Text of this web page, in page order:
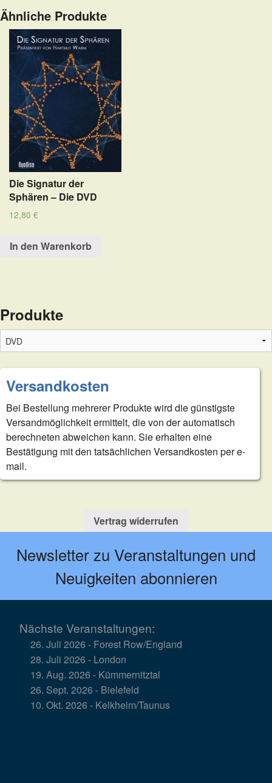
Ähnliche Produkte
Die Signatur der
Sphären – Die DVD
12,80 €
In den Warenkorb
Produkte
Versandkosten
Bei Bestellung mehrerer Produkte wird die günstigste
Versandmöglichkeit ermittelt, die von der automatisch
berechneten abweichen kann. Sie erhalten eine
Bestätigung mit den tatsächlichen Versandkosten per e-
mail.
Vertrag widerrufen
Newsletter zu Veranstaltungen und
Neuigkeiten abonnieren
Nächste Veranstaltungen:
26. Juli 2026 - Forest Row/England
28. Juli 2026 - London
19. Aug. 2026 - Kümmernitztal
26. Sept. 2026 - Bielefeld
10. Okt. 2026 - Kelkheim/Taunus